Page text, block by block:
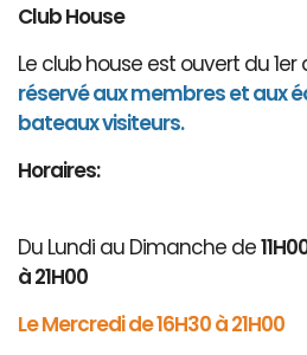
Club House
Le club house est ouvert du
réservé aux membres et aux
bateaux visiteurs.
Horaires:
Du Lundi au Dimanche de
à 21H00
Le Mercredi de 16H30 à 21H00